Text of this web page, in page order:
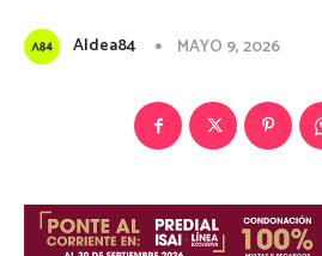
Aldea84 MAYO 9, 2026